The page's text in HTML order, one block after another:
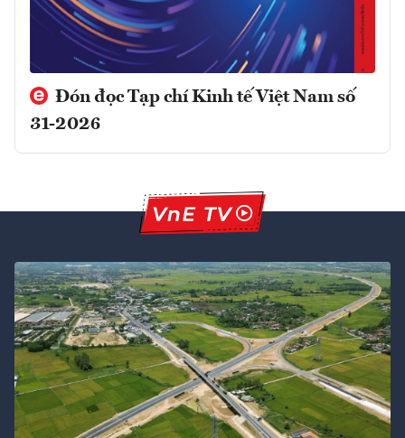
Đón đọc Tạp chí Kinh tế Việt Nam số
31-2026